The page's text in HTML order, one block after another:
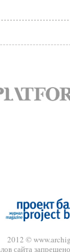
2012 ©
сайта